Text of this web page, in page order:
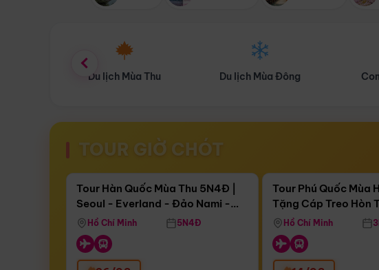
Du lịch Mùa Đông Combo Du lịch Tour
TOUR GIỜ CHÓT
Còn17 ngày 06:07:22
Bay Sun Phuquoc Airways
Điểm nổi bật
Tour Hàn Quốc Mùa Thu 5N4Đ |
Seoul - Everland - Đảo Nami -
Tháp Namsan (Bay Sun Phuquoc
Airways)
Hồ Chí Minh 5N4Đ
Còn05 ngày 06:07:22
Tặng Cáp Treo Hòn
Tour Phú Quốc Mùa
Tặng Cáp Treo Hòn
Hôn - Công Viên
Hồ Chí Minh